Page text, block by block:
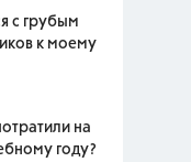
с грубым
к моему
на
году?